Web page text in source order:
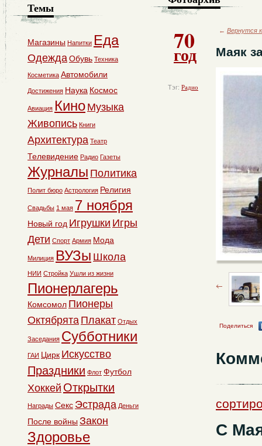
70
год
Тэг: Радио
← Вернутся
Маяк
Поделиться
С
Темы
Магазины Напитки Еда
ОдеждаОбувь Техника
Косметика Автомобили
Достижения Наука Космос
Авиация Кино Музыка
Живопись Книги
Архитектура Театр
Телевидение Радио Газеты
Журналы Политика
Полит бюро Астрология Религия
Свадьбы 1 мая 7 ноября
Новый год Игрушки Игры
Дети Спорт Армия Мода
Милиция ВУЗы Школа
НИИ Стройка Ушли из жизни
Пионерлагерь
Комсомол Пионеры
Октябрята Плакат Отдых
Заседания Субботники
ГАИ Цирк Искусство
Праздники Флот Футбол
Хоккей Открытки
Награды Секс Эстрада Деньги
После войны Закон
Здоровье